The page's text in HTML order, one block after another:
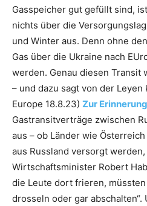
Gasspeicher gut gefüllt sind,
nichts über die
und Winter aus. Denn ohne
Gas über die Ukraine nach
werden. Genau diesen Transit
– und dazu sagt von der
Europe 18.8.23) Zur Erinnerung
Gastransitverträge zwischen
aus – ob Länder wie
aus Russland versorgt
Wirtschaftsminister Robert
die Leute dort frieren,
drosseln oder gar